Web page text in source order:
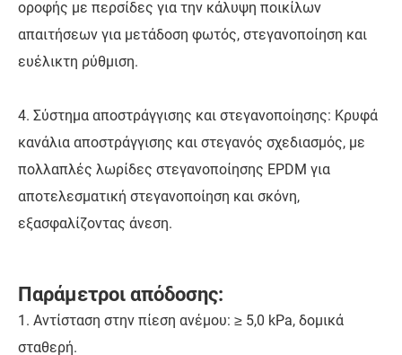
οροφής με περσίδες για την κάλυψη ποικίλων
απαιτήσεων για μετάδοση φωτός, στεγανοποίηση και
ευέλικτη ρύθμιση.
4. Σύστημα αποστράγγισης και στεγανοποίησης: Κρυφά
κανάλια αποστράγγισης και στεγανός σχεδιασμός, με
πολλαπλές λωρίδες στεγανοποίησης EPDM για
αποτελεσματική στεγανοποίηση και σκόνη,
εξασφαλίζοντας άνεση.
Παράμετροι απόδοσης:
1. Αντίσταση στην πίεση ανέμου: ≥ 5,0 kPa, δομικά
σταθερή.